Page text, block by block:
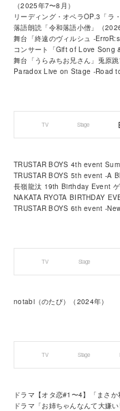
（2025年7〜8月）
リーディング・オペラOP.3「ラ
落語朗読「令和落語小僧」（
舞台「終遠のヴィルシュ -
コンサート「Gift of Love Song
舞台「うらみちお兄さん」兎原
Paradox Live on Stage -Road
TV Stage
TRUSTAR BOYS 4th event
TRUSTAR BOYS 5th event -A
長嶺龍汰 19th Birthday Event
NAKATA RYOTA BIRTHDAY
TRUSTAR BOYS 6th event -
TV Stage
notabi（のたび）（2024年）
TV Stage
ドラマ【オタ恋#1〜4】「まさ
ドラマ「お姉ちゃんなんて大嫌